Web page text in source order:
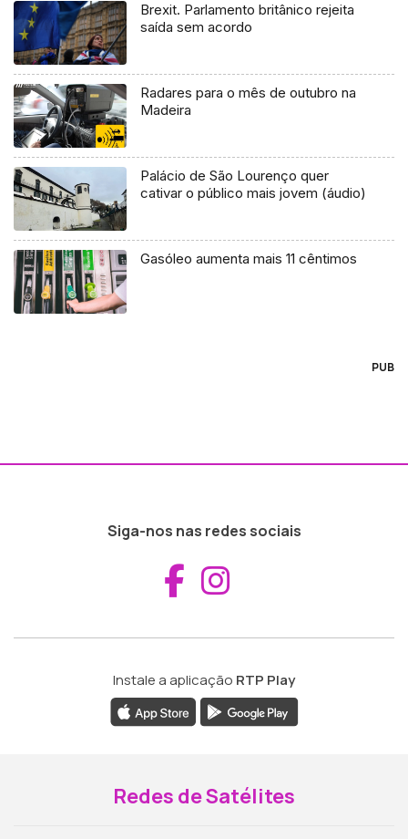
Brexit. Parlamento britânico rejeita
saída sem acordo
Radares para o mês de outubro na
Madeira
Palácio de São Lourenço quer
cativar o público mais jovem (áudio)
Gasóleo aumenta mais 11 cêntimos
PUB
Siga-nos nas redes sociais
Aceder ao
Instale a aplicação RTP Play
Redes de Satélites